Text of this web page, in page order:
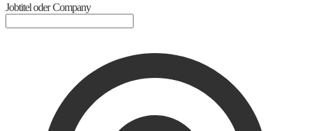
Jobtitel oder Company